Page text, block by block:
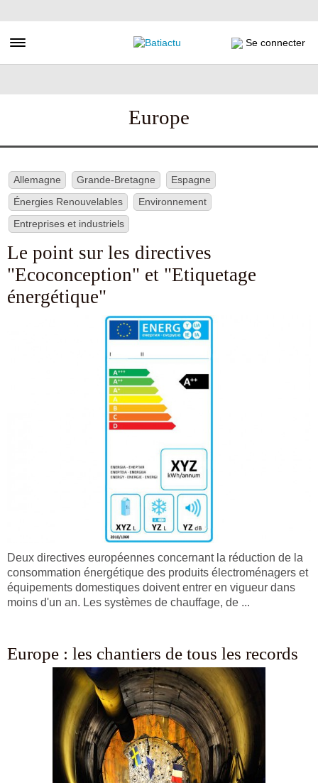
au
principal
Toggle navigation Se connecter
Europe
Allemagne Grande-Bretagne
Espagne
Énergies Renouvelables
Environnement
Entreprises et industriels
Le point sur les directives
"Ecoconception" et "Etiquetage
énergétique"
Deux directives européennes concernant la réduction de la
consommation énergétique des produits électroménagers et
équipements domestiques doivent entrer en vigueur dans
moins d'un an. Les systèmes de chauffage, de ...
Europe : les chantiers de tous les records